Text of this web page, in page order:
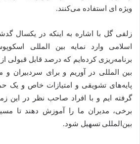
ویژه ای استفاده می‌کنند.
اسلامی وارد نمایه بین المللی
برنامه‌ریزی کرده‌ایم که درصد قابل قبولی
بین المللی در آوریم و برای سردبیران و
پایه‌های تشویقی و امتیازات خاص و یک
گرفته ایم و با افراد صاحب نظر در این
برخی، مدیران ما را آموزش دهند تا
بین‌المللی تسهیل شود.